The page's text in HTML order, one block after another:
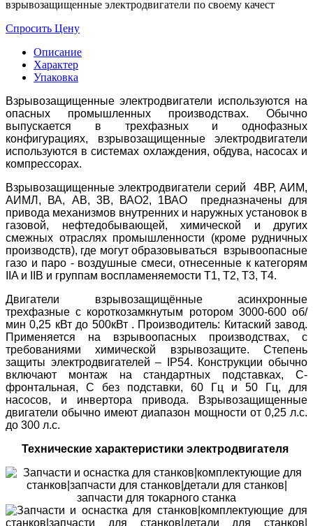
взрывозащищенные электродвигатели по своему качест
Спросить Цену
Описание
Характер
Упаковка
Взрывозащищенные электродвигатели используются на
опасных промышленных производствах. Обычно
выпускается в трехфазных и однофазных
конфигурациях, взрывозащищенные электродвигатели
используются в системах охлаждения, обдува, насосах и
компрессорах.
Взрывозащищенные электродвигатели серий 4ВР, АИМ,
АИМЛ, ВА, АВ, 3В, ВАО2, 1ВАО предназначены для
привода механизмов внутренних и наружных установок в
газовой, нефтедобывающей, химической и других
смежных отраслях промышленности (кроме рудничных
производств), где могут образовываться взрывоопасные
газо и паро - воздушные смеси, отнесенные к категорям
IIA и IIB и группам воспламеняемости T1, T2, T3, T4.
Двигатели взрывозащищённые асинхронные
трехфазные с короткозамкнутым ротором 3000-600 об/
мин 0,25 кВт до 500кВт . Производитель: Китаский завод.
Применяется на взрывоопасных производствах, с
требованиями химической взрывозащите. Степень
защиты электродвигателей – IP54. Конструкции обычно
включают монтаж на стандартных подставках, С-
фронтальная, С без подставки, 60 Гц и 50 Гц, для
насосов, и инвертора привода. Взрывозащищенные
двигатели обычно имеют диапазон мощности от 0,25 л.с.
до 300 л.с.
Технические характеристики электродвигателя